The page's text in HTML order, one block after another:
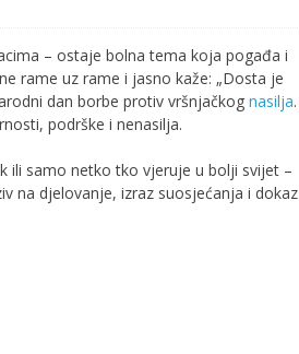
– ostaje bolna tema koja pogađa i
rame uz rame i jasno kaže: „Dosta je
dan borbe protiv vršnjačkognasilja.
podrške i nenasilja.
ili samo netko tko vjeruje u bolji svijet –
na djelovanje, izraz suosjećanja i dokaz